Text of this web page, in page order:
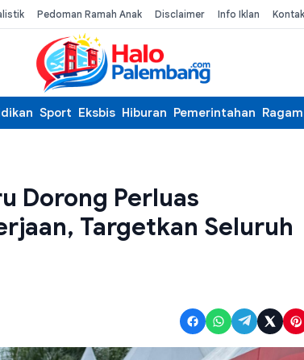
Pedoman Ramah Anak Disclaimer Info Iklan
Sport Eksbis Hiburan Pemerintahan Ragam
Dorong Perluas
Targetkan Seluruh